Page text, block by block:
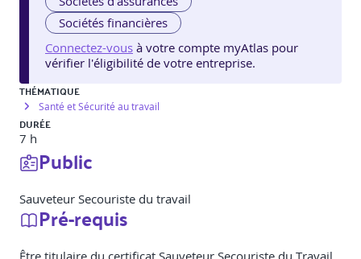
Sociétés financières
Connectez-vous à votre compte myAtlas pour
vérifier l'éligibilité de votre entreprise.
THÉMATIQUE
Santé et Sécurité au travail
DURÉE
7 h
Public
Sauveteur Secouriste du travail
Pré-requis